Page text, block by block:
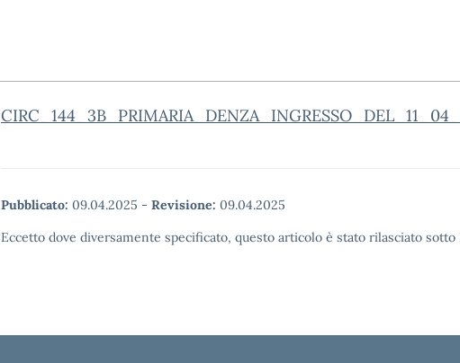
Pubblicato: 09.04.2025 - Revisione: 09.04.2025
Eccetto dove diversamente specificato, questo articolo è stato rilasciato